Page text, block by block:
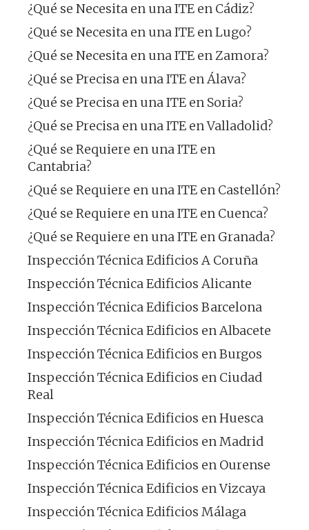
¿Qué se Necesita en una ITE en Cádiz?
¿Qué se Necesita en una ITE en Lugo?
¿Qué se Necesita en una ITE en Zamora?
¿Qué se Precisa en una ITE en Álava?
¿Qué se Precisa en una ITE en Soria?
¿Qué se Precisa en una ITE en Valladolid?
¿Qué se Requiere en una ITE en
Cantabria?
¿Qué se Requiere en una ITE en Castellón?
¿Qué se Requiere en una ITE en Cuenca?
¿Qué se Requiere en una ITE en Granada?
Inspección Técnica Edificios A Coruña
Inspección Técnica Edificios Alicante
Inspección Técnica Edificios Barcelona
Inspección Técnica Edificios en Albacete
Inspección Técnica Edificios en Burgos
Inspección Técnica Edificios en Ciudad
Real
Inspección Técnica Edificios en Huesca
Inspección Técnica Edificios en Madrid
Inspección Técnica Edificios en Ourense
Inspección Técnica Edificios en Vizcaya
Inspección Técnica Edificios Málaga